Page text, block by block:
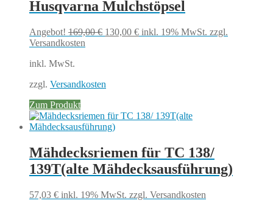
Husqvarna Mulchstöpsel
Angebot! 169,00€ Ursprünglicher
130,00 €Aktueller
inkl. 19% MwSt. zzgl.
Versandkosten
inkl. MwSt.
zzgl. Versandkosten
Zum Produkt
Mähdecksriemen für TC 138/
139T(alte Mähdecksausführung)
57,03 € inkl. 19% MwSt. zzgl. Versandkosten